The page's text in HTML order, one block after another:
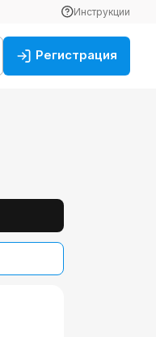
Инструкции
Регистрация